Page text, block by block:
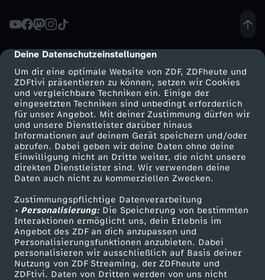
cmp-dialog-description
Deine Datenschutzeinstellungen
Um dir eine optimale Website von ZDF, ZDFheute und
ZDFtivi präsentieren zu können, setzen wir Cookies
und vergleichbare Techniken ein. Einige der
eingesetzten Techniken sind unbedingt erforderlich
für unser Angebot. Mit deiner Zustimmung dürfen wir
und unsere Dienstleister darüber hinaus
Informationen auf deinem Gerät speichern und/oder
abrufen. Dabei geben wir deine Daten ohne deine
Einwilligung nicht an Dritte weiter, die nicht unsere
direkten Dienstleister sind. Wir verwenden deine
Daten auch nicht zu kommerziellen Zwecken.
Zustimmungspflichtige Datenverarbeitung
• Personalisierung:Die Speicherung von bestimmten
Interaktionen ermöglicht uns, dein Erlebnis im
Angebot des ZDF an dich anzupassen und
Personalisierungsfunktionen anzubieten. Dabei
personalisieren wir ausschließlich auf Basis deiner
Nutzung von ZDF Streaming, der ZDFheute und
ZDFtivi. Daten von Dritten werden von uns nicht
v
e
r
g
e
s
s
e
n
Mehr ZDF
ZDF-Apps
Smart TV
ZDFtext
Livestreams
Sendungen A-Z
TV-Programm
Service
ZDFmitreden
Kontakt zum ZDF
Tickets
Zuschauerservice
Hilfe